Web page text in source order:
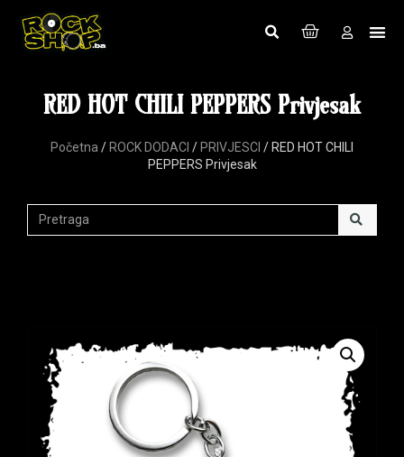
RED HOT CHILI PEPPERS Privjesak
Početna / ROCK DODACI / PRIVJESCI / RED HOT CHILI
PEPPERS Privjesak